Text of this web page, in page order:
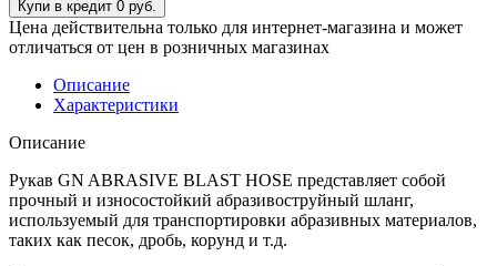
Цена действительна только для интернет-магазина и может
отличаться от цен в розничных магазинах
Описание
Характеристики
Описание
Рукав GN ABRASIVE BLAST HOSE представляет собой
прочный и износостойкий абразивоструйный шланг,
используемый для транспортировки абразивных материалов,
таких как песок, дробь, корунд и т.д.